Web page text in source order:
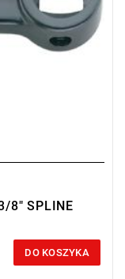
8" SPLINE
DO KOSZYKA